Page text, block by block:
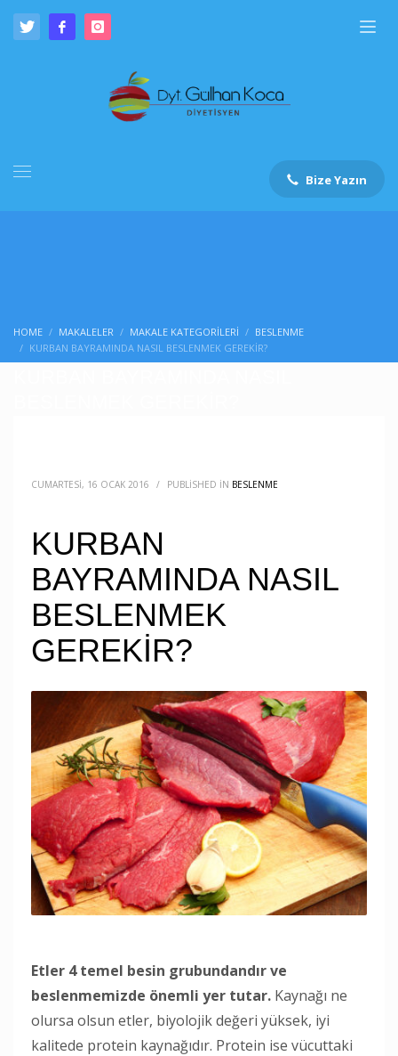
Bize Yazın
HOME MAKALELER MAKALE KATEGORILERI
BESLENME
KURBAN BAYRAMINDA NASIL BESLENMEK GEREKİR?
CUMARTESI, 16 OCAK 2016 / PUBLISHED IN BESLENME
KURBAN
BAYRAMINDA NASIL
BESLENMEK
GEREKİR?
Etler 4 temel besin grubundandır ve
beslenmemizde önemli yer tutar. Kaynağı ne
olursa olsun etler, biyolojik değeri yüksek, iyi
kalitede protein kaynağıdır. Protein ise vücuttaki